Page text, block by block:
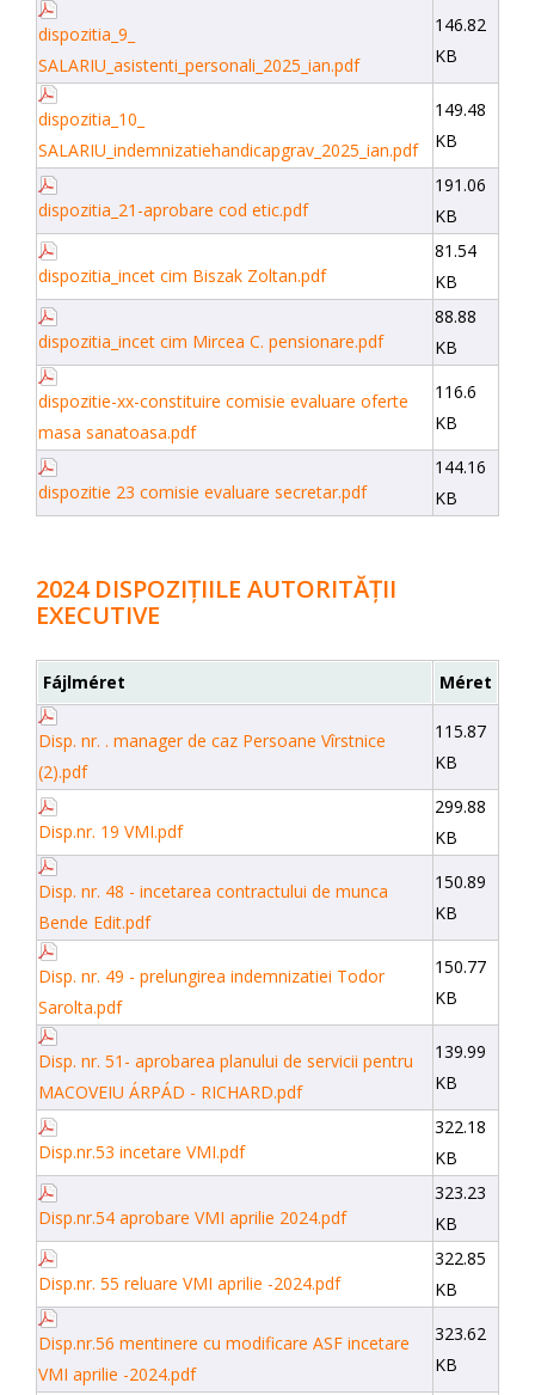
dispozitia_9_
SALARIU_asistenti_personali_2025_ian.pdf
146.82
KB
dispozitia_10_
SALARIU_indemnizatiehandicapgrav_2025_ian.pdf
149.48
KB
dispozitia_21-aprobare cod etic.pdf
191.06
KB
dispozitia_incet cim Biszak Zoltan.pdf
81.54
KB
dispozitia_incet cim Mircea C. pensionare.pdf
88.88
KB
dispozitie-xx-constituire comisie evaluare oferte
masa sanatoasa.pdf
116.6
KB
dispozitie 23 comisie evaluare secretar.pdf
144.16
KB
2024 DISPOZIȚIILE AUTORITĂȚII
EXECUTIVE
Fájlméret Méret
Disp. nr. . manager de caz Persoane Vîrstnice
(2).pdf
115.87
KB
Disp.nr. 19 VMI.pdf
299.88
KB
Disp. nr. 48 - incetarea contractului de munca
Bende Edit.pdf
150.89
KB
Disp. nr. 49 - prelungirea indemnizatiei Todor
Sarolta.pdf
150.77
KB
Disp. nr. 51- aprobarea planului de servicii pentru
MACOVEIU ÁRPÁD - RICHARD.pdf
139.99
KB
Disp.nr.53 incetare VMI.pdf
322.18
KB
Disp.nr.54 aprobare VMI aprilie 2024.pdf
323.23
KB
Disp.nr. 55 reluare VMI aprilie -2024.pdf
322.85
KB
Disp.nr.56 mentinere cu modificare ASF incetare
VMI aprilie -2024.pdf
323.62
KB